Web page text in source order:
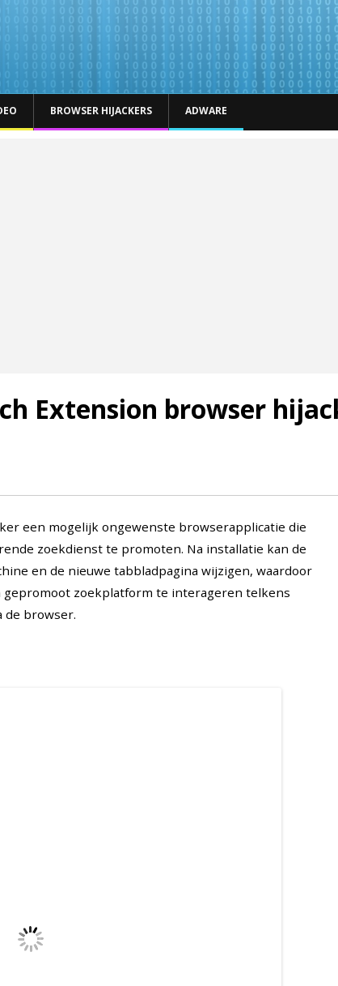
BROWSER HIJACKERS ADWARE
Extension browser
een mogelijk ongewenste browserapplicatie die
zoekdienst te promoten. Na installatie kan de
en de nieuwe tabbladpagina wijzigen, waardoor
zoekplatform te interageren telkens
de browser.